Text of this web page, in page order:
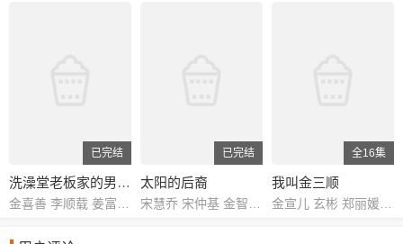
已完结
洗澡堂老板家的男人们
已完结
太阳的后裔
全16集
我叫金三顺
金宣儿 玄彬 郑丽媛 丹尼尔·海尼 金慈玉 权海骁 李雅贤 罗文姬 吕运计 韩汝云 李奎翰 李润美 尹艺熙 徐智熙